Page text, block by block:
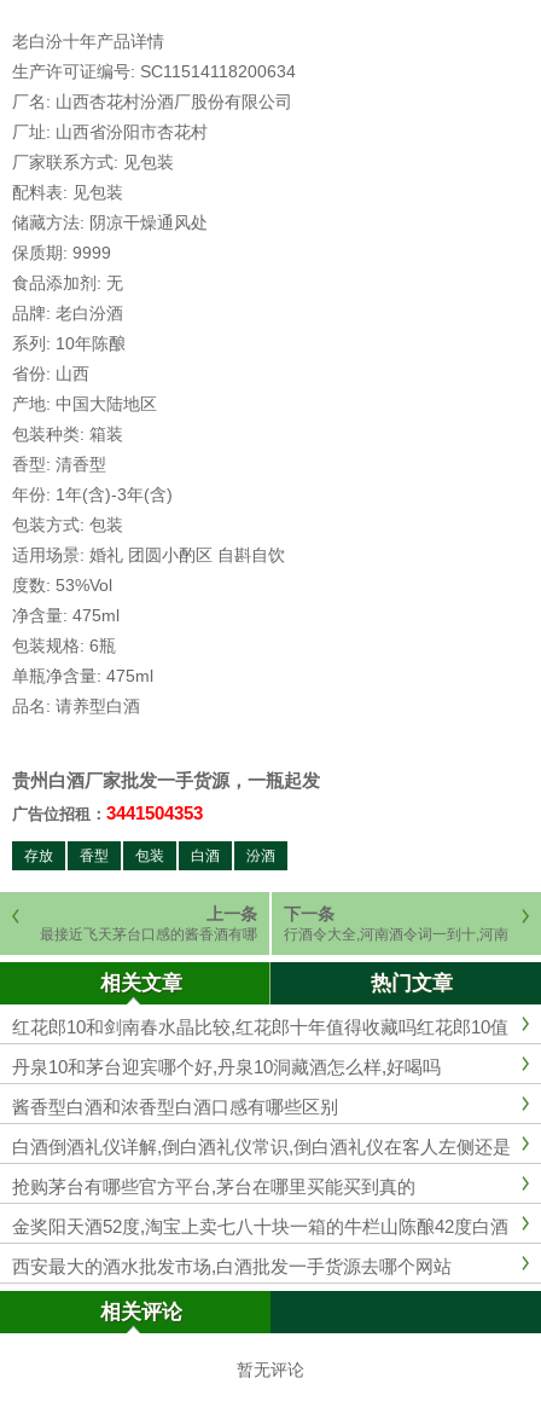
老白汾十年产品详情
生产许可证编号: SC11514118200634
厂名: 山西杏花村汾酒厂股份有限公司
厂址: 山西省汾阳市杏花村
厂家联系方式: 见包装
配料表: 见包装
储藏方法: 阴凉干燥通风处
保质期: 9999
食品添加剂: 无
品牌: 老白汾酒
系列: 10年陈酿
省份: 山西
产地: 中国大陆地区
包装种类: 箱装
香型: 清香型
年份: 1年(含)-3年(含)
包装方式: 包装
适用场景: 婚礼 团圆小酌区 自斟自饮
度数: 53%Vol
净含量: 475ml
包装规格: 6瓶
单瓶净含量: 475ml
品名: 请养型白酒
贵州白酒厂家批发一手货源，一瓶起发
广告位招租： 3441504353
存放 香型 包装 白酒 汾酒
上一条
最接近飞天茅台口感的酱香酒有哪
下一条
行酒令大全,河南酒令词一到十,河南
相关文章 热门文章
红花郎10和剑南春水晶比较,红花郎十年值得收藏吗红花郎10值
300吗
丹泉10和茅台迎宾哪个好,丹泉10洞藏酒怎么样,好喝吗
酱香型白酒和浓香型白酒口感有哪些区别
白酒倒酒礼仪详解,倒白酒礼仪常识,倒白酒礼仪在客人左侧还是
右侧
抢购茅台有哪些官方平台,茅台在哪里买能买到真的
金奖阳天酒52度,淘宝上卖七八十块一箱的牛栏山陈酿42度白酒
都是假的吗
西安最大的酒水批发市场,白酒批发一手货源去哪个网站
相关评论
暂无评论